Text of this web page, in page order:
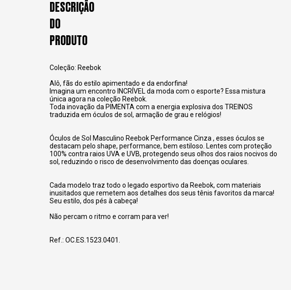
DESCRIÇÃO
DO
PRODUTO
Coleção: Reebok
Alô, fãs do estilo apimentado e da endorfina!
Imagina um encontro INCRÍVEL da moda com o esporte? Essa mistura
única agora na coleção Reebok.
Toda inovação da PIMENTA com a energia explosiva dos TREINOS
traduzida em óculos de sol, armação de grau e relógios!
Óculos de Sol Masculino Reebok Performance Cinza , esses óculos se
destacam pelo shape, performance, bem estiloso. Lentes com proteção
100% contra raios UVA e UVB, protegendo seus olhos dos raios nocivos do
sol, reduzindo o risco de desenvolvimento das doenças oculares.
Cada modelo traz todo o legado esportivo da Reebok, com materiais
inusitados que remetem aos detalhes dos seus tênis favoritos da marca!
Seu estilo, dos pés à cabeça!
Não percam o ritmo e corram para ver!
Ref.: OC.ES.1523.0401.